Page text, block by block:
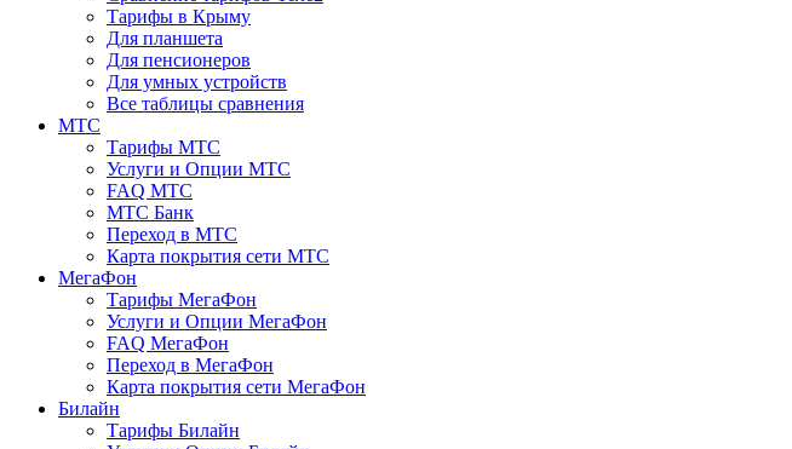
Тарифы в Крыму
Для планшета
Для пенсионеров
Для умных устройств
Все таблицы сравнения
МТС
Тарифы МТС
Услуги и Опции МТС
FAQ МТС
МТС Банк
Переход в МТС
Карта покрытия сети МТС
МегаФон
Тарифы МегаФон
Услуги и Опции МегаФон
FAQ МегаФон
Переход в МегаФон
Карта покрытия сети МегаФон
Билайн
Тарифы Билайн